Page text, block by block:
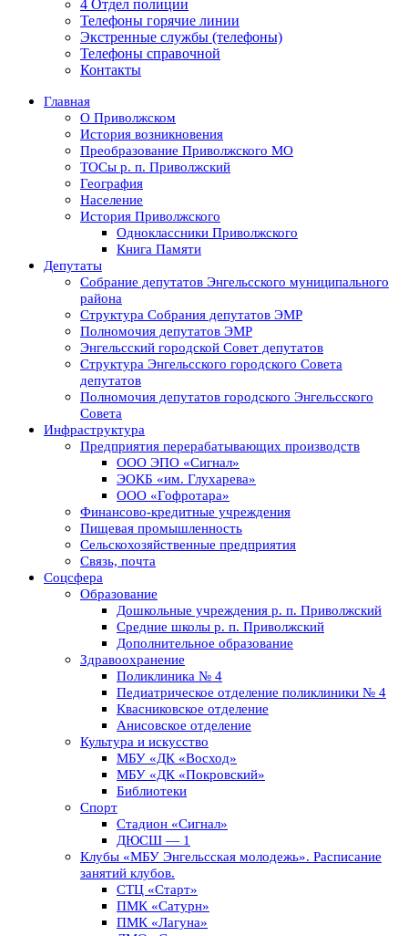
4 Отдел полиции
Телефоны горячие линии
Экстренные службы (телефоны)
Телефоны справочной
Контакты
Главная
О Приволжском
История возникновения
Преобразование Приволжского МО
ТОСы р. п. Приволжский
География
Население
История Приволжского
Одноклассники Приволжского
Книга Памяти
Депутаты
Собрание депутатов Энгельсского муниципального
района
Структура Собрания депутатов ЭМР
Полномочия депутатов ЭМР
Энгельсский городской Совет депутатов
Структура Энгельсского городского Совета
депутатов
Полномочия депутатов городского Энгельсского
Совета
Инфраструктура
Предприятия перерабатывающих производств
ООО ЭПО «Сигнал»
ЭОКБ «им. Глухарева»
ООО «Гофротара»
Финансово-кредитные учреждения
Пищевая промышленность
Сельскохозяйственные предприятия
Связь, почта
Соцсфера
Образование
Дошкольные учреждения р. п. Приволжский
Средние школы р. п. Приволжский
Дополнительное образование
Здравоохранение
Поликлиника № 4
Педиатрическое отделение поликлиники № 4
Квасниковское отделение
Анисовское отделение
Культура и искусство
МБУ «ДК «Восход»
МБУ «ДК «Покровский»
Библиотеки
Спорт
Стадион «Сигнал»
ДЮСШ — 1
Клубы «МБУ Энгельсская молодежь». Расписание
занятий клубов.
СТЦ «Старт»
ПМК «Сатурн»
ПМК «Лагуна»